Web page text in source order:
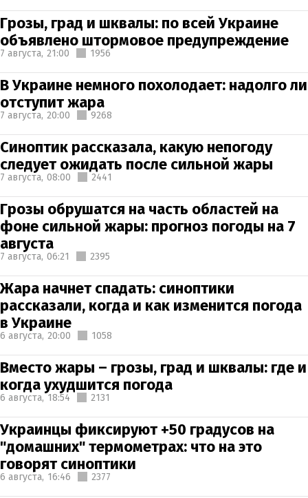
Грозы, град и шквалы: по всей Украине
объявлено штормовое предупреждение
7 августа, 21:00 1956
В Украине немного похолодает: надолго ли
отступит жара
7 августа, 20:00 9268
Синоптик рассказала, какую непогоду
следует ожидать после сильной жары
7 августа, 08:00 2441
Грозы обрушатся на часть областей на
фоне сильной жары: прогноз погоды на 7
августа
7 августа, 06:21 2395
Жара начнет спадать: синоптики
рассказали, когда и как изменится погода
в Украине
6 августа, 20:00 1058
Вместо жары – грозы, град и шквалы: где и
когда ухудшится погода
6 августа, 18:54 2131
Украинцы фиксируют +50 градусов на
"домашних" термометрах: что на это
говорят синоптики
6 августа, 16:46 2377